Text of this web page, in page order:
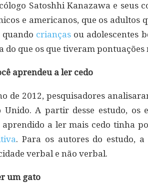
Satoshhi Kanazawa e seus
e americanos, que os adultos
quando criançasou adolescentes
do que os que tiveram pontuações
aprendeu a ler cedo
de 2012, pesquisadores
Unido. A partir desse estudo, os
a ler mais cedo tinha
. Para os autores do estudo,
verbal e não verbal.
um gato